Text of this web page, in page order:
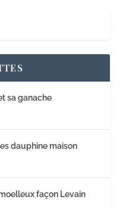
sa ganache
dauphine maison
façon Levain